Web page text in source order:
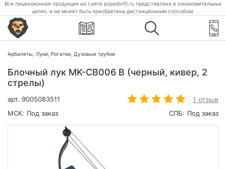
Вся лицензионная продукция на сайте popadiv10.ru представлена в ознакомительных
целях, и не может быть приобретена дистанционным способом.
Арбалеты, Луки, Рогатки, Духовые трубки
Блочный лук MK-CB006 B (черный, кивер, 2
стрелы)
арт. 9005083511 1 отзыв
МСК: Под заказ СПБ: Под заказ